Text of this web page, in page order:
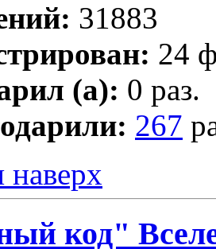
31883
24
(а): 0 раз.
267
наверх
код"